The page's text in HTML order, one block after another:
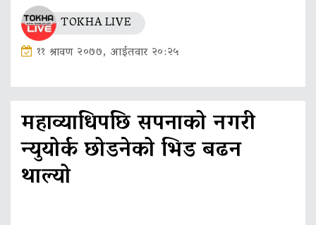
TOKHA LIVE
११ श्रावण २०७७, आईतवार २०:२५
महाव्याधिपछि सपनाको नगरी
न्युयोर्क छोडनेको भिड बढन
थाल्यो